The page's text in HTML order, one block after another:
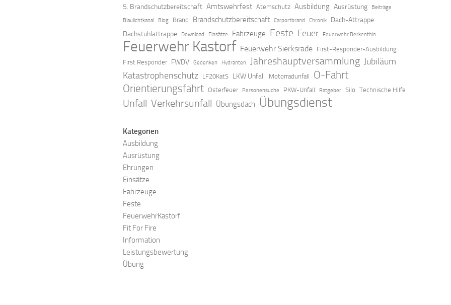
5. Brandschutzbereitschaft Amtswehrfest Atemschutz Ausbildung Ausrüstung
Beiträge
Blaulichtkanal
Blog Brand Brandschutzbereitschaft Carportbrand Chronik
Dach-Attrappe
Dachstuhlattrappe
Download Einsätze Fahrzeuge Feste Feuer Feuerwehr Berkenthin
Feuerwehr Kastorf Feuerwehr Sierksrade
First-Responder-Ausbildung
First Responder
FWDV Gedenken Hydranten Jahreshauptversammlung Jubiläum
Katastrophenschutz
LF20KatS LKW Unfall Motorradunfall
O-Fahrt
Orientierungsfahrt Osterfeuer Personensuche PKW-Unfall Ratgeber Silo Technische Hilfe
Unfall Verkehrsunfall Übungsdach Übungsdienst
Kategorien
Ausbildung
Ausrüstung
Ehrungen
Einsätze
Fahrzeuge
Feste
FeuerwehrKastorf
Fit For Fire
Information
Leistungsbewertung
Übung